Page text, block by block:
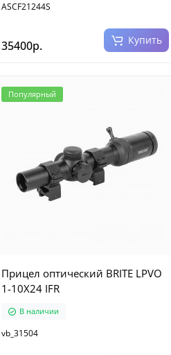
ASCF21244S
35400р. Купить
Популярный
Прицел оптический BRITE LPVO
1-10X24 IFR
В наличии
vb_31504